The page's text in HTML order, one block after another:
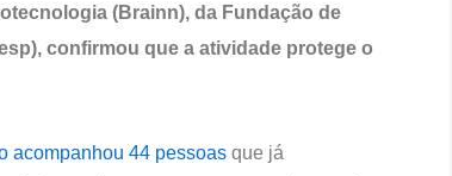
(Brainn), da Fundação de
confirmou que a atividade protege o
acompanhou 44 pessoas que já